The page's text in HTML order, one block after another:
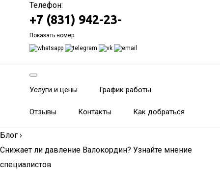
Телефон:
+7 (831) 942-23-
Показать номер
Услуги и цены График работы
Отзывы Контакты Как добраться
Блог ›
Снижает ли давление Валокордин? Узнайте мнение
специалистов